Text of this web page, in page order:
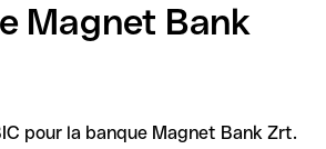
Magnet Bank
pour la banque Magnet Bank Zrt.